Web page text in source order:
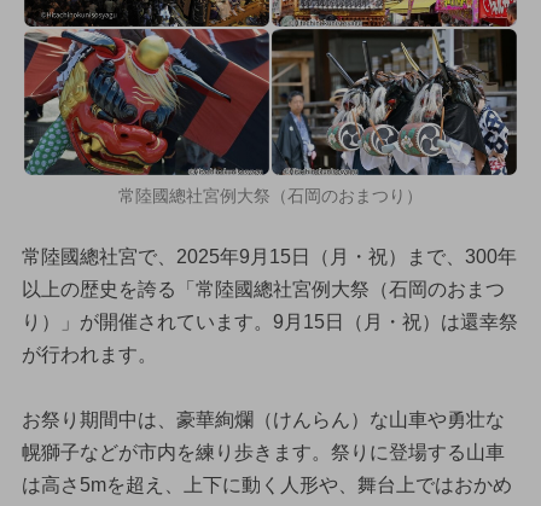
常陸國總社宮例大祭（石岡のおまつり）
常陸國總社宮で、2025年9月15日（月・祝）まで、300年
以上の歴史を誇る「常陸國總社宮例大祭（石岡のおまつ
り）」が開催されています。9月15日（月・祝）は還幸祭
が行われます。
お祭り期間中は、豪華絢爛（けんらん）な山車や勇壮な
幌獅子などが市内を練り歩きます。祭りに登場する山車
は高さ5mを超え、上下に動く人形や、舞台上ではおかめ